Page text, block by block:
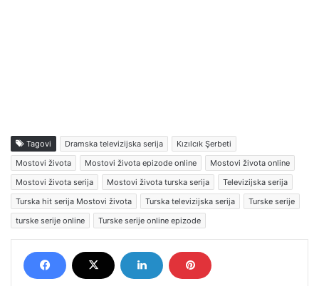
Tagovi Dramska televizijska serija
Kızılcık Şerbeti
Mostovi života
Mostovi života epizode online
Mostovi života online
Mostovi života serija
Mostovi života turska serija
Televizijska serija
Turska hit serija Mostovi života
Turska televizijska serija
Turske serije
turske serije online
Turske serije online epizode